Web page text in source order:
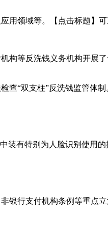
用领域等。【点击标题】可
构等反洗钱义务机构开展
查“双支柱”反洗钱监管体制
有特别为人脸识别使用的
银行支付机构条例等重点